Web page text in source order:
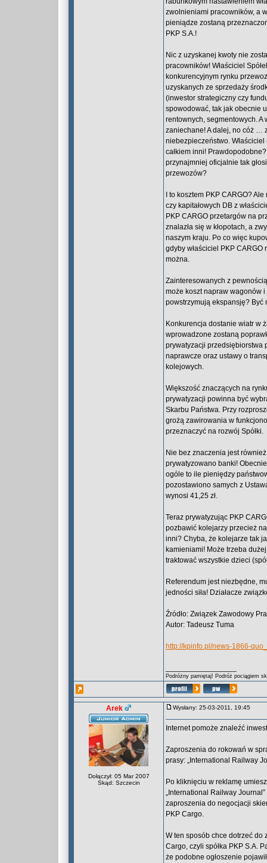
zwolnieniami pracowników, a
pieniądze zostaną
PKP S.A.!
Nic z uzyskanej kwoty nie
pracowników! Właściciel
konkurencyjnym rynku
uzyskanych ze sprzedaży
(inwestor strategiczny czy
spowodować, tak jak obecnie
rentownych, segmentowych. A
zaniechane! A dalej, no cóż …
niebezpieczeństwo.
całkiem inni!
przynajmniej oficjalnie tak
przewozów?
I to kosztem PKP CARGO?
czy kapitałowych DB z
PKP CARGO przetargów na
znalazła się w kłopotach, a
naszym kraju. Po co więc
gdyby właściciel PKP CARGO
można.
Zainteresowanych z
może koszt napraw wagonów
powstrzymują ekspansję? Być
Konkurencja dostanie wiatr w
wprowadzone zostaną
prywatyzacji przedsiębiorstwa
naprawcze oraz ustawy o
kolejowych.
Większość znaczących na
prywatyzacji powinna być
Skarbu Państwa. Przy
grożą zawirowania w
przeznaczyć na rozwój Spółki.
Nie bez znaczenia jest
prywatyzowano banki!
ogóle to ile pieniędzy
pozostawiono samych z
wynosi 41,25 zł.
Teraz prywatyzując PKP
pozbawić kolejarzy przecież
inni? Chyba, że kolejarze tak
kamieniami! Może trzeba
traktować wszystkie dzieci
Referendum jest niezbędne,
jedności siła! Działacze
Źródło: Związek Zawodowy
Autor: Tadeusz Tuma
http://kpinfo.pl/news-1866-
Podróżny pamiętaj! Podróż pociągiem
Arek
Dołączył: 05 Mar 2007
Skąd: Szczecin
Wysłany: 25-03-2011, 19:45
Internet pomoże znaleźć
Zaproszenia do rokowań w
prasy: „International Railway
Po kliknięciu w reklamę
„International Railway
zaproszenia do negocjacji
PKP Cargo.
W ten sposób chce dotrzeć do
Cargo, czyli spółka PKP S.A.
że podobne ogłoszenie